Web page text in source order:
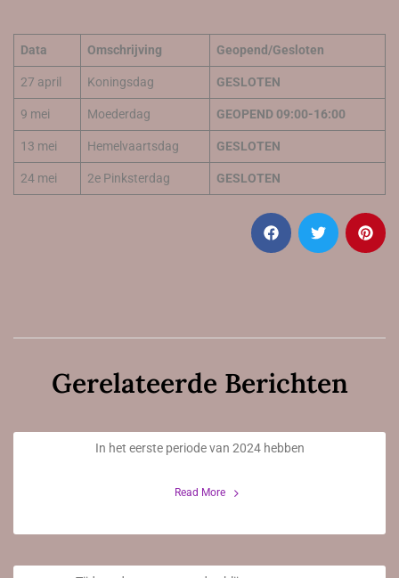
Data Omschrijving Geopend/Gesloten
27 april Koningsdag GESLOTEN
9 mei Moederdag GEOPEND 09:00-16:00
13 mei Hemelvaartsdag GESLOTEN
24 mei 2e Pinksterdag GESLOTEN
Gerelateerde Berichten
In het eerste periode van 2024 hebben
Read More
21 Februari 2024